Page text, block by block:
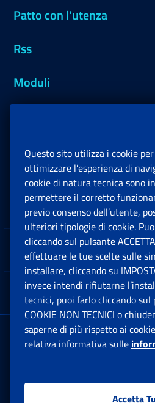
Patto con l'utenza
Rss
Moduli
Sedi e Contatti
Software
Note Legali
App mobile
Sede Legale : Via
00144 Roma
Questo sito utilizza i cookie
ottimizzare l’esperienza di
cookie di natura tecnica sono
permettere il corretto
previo consenso dell’utente,
ulteriori tipologie di cookie.
cliccando sul pulsante
effettuare le tue scelte sulle
installare, cliccando su
invece intendi rifiutarne
tecnici, puoi farlo cliccando sul
COOKIE NON TECNICI o
saperne di più rispetto ai
relativa informativa sulle
Accetta